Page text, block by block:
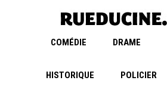
COMÉDIE DRAME
HISTORIQUE POLICIER